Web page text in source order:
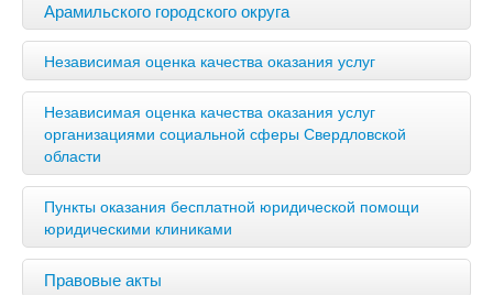
Арамильского городского округа
Независимая оценка качества оказания услуг
Независимая оценка качества оказания услуг
организациями социальной сферы Свердловской
области
Пункты оказания бесплатной юридической помощи
юридическими клиниками
Правовые акты